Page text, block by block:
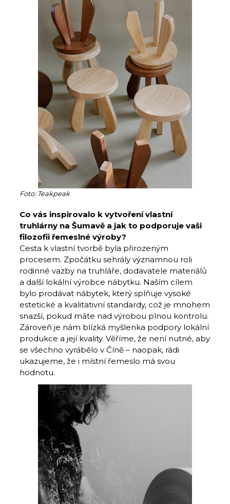
Foto: Teakpeak
Co vás inspirovalo k vytvoření vlastní
truhlárny na Šumavě a jak to podporuje vaši
filozofii řemeslné výroby?
Cesta k vlastní tvorbě byla přirozeným
procesem. Zpočátku sehrály významnou roli
rodinné vazby na truhláře, dodavatele materiálů
a další lokální výrobce nábytku. Naším cílem
bylo prodávat nábytek, který splňuje vysoké
estetické a kvalitativní standardy, což je mnohem
snazší, pokud máte nad výrobou plnou kontrolu.
Zároveň je nám blízká myšlenka podpory lokální
produkce a její kvality. Věříme, že není nutné, aby
se všechno vyrábělo v Číně – naopak, rádi
ukazujeme, že i místní řemeslo má svou
hodnotu.